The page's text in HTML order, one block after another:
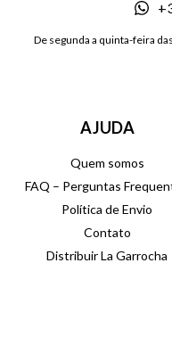
De segunda a quinta-feira
AJUDA
Quem somos
FAQ – Perguntas
Política de Envio
Contato
Distribuir La Garrocha